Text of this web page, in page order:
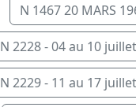
N 1467 20 MARS
N 2228 - 04 au 10
N 2229 - 11 au 17